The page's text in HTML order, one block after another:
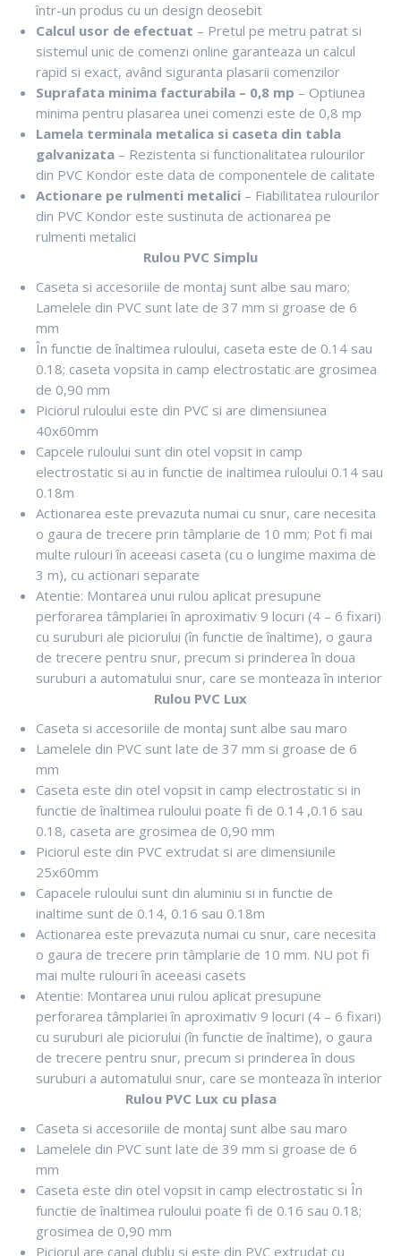
într-un produs cu un design deosebit
Calcul usor de efectuat – Pretul pe metru patrat si
sistemul unic de comenzi online garanteaza un calcul
rapid si exact, având siguranta plasarii comenzilor
Suprafata minima facturabila – 0,8 mp – Optiunea
minima pentru plasarea unei comenzi este de 0,8 mp
Lamela terminala metalica si caseta din tabla
galvanizata – Rezistenta si functionalitatea rulourilor
din PVC Kondor este data de componentele de calitate
Actionare pe rulmenti metalici – Fiabilitatea rulourilor
din PVC Kondor este sustinuta de actionarea pe
rulmenti metalici
Rulou PVC Simplu
Caseta si accesoriile de montaj sunt albe sau maro;
Lamelele din PVC sunt late de 37 mm si groase de 6
mm
În functie de înaltimea ruloului, caseta este de 0.14 sau
0.18; caseta vopsita in camp electrostatic are grosimea
de 0,90 mm
Piciorul ruloului este din PVC si are dimensiunea
40x60mm
Capcele ruloului sunt din otel vopsit in camp
electrostatic si au in functie de inaltimea ruloului 0.14 sau
0.18m
Actionarea este prevazuta numai cu snur, care necesita
o gaura de trecere prin tâmplarie de 10 mm; Pot fi mai
multe rulouri în aceeasi caseta (cu o lungime maxima de
3 m), cu actionari separate
Atentie: Montarea unui rulou aplicat presupune
perforarea tâmplariei în aproximativ 9 locuri (4 – 6 fixari)
cu suruburi ale piciorului (în functie de înaltime), o gaura
de trecere pentru snur, precum si prinderea în doua
suruburi a automatului snur, care se monteaza în interior
Rulou PVC Lux
Caseta si accesoriile de montaj sunt albe sau maro
Lamelele din PVC sunt late de 37 mm si groase de 6
mm
Caseta este din otel vopsit in camp electrostatic si in
functie de înaltimea ruloului poate fi de 0.14 ,0.16 sau
0.18, caseta are grosimea de 0,90 mm
Piciorul este din PVC extrudat si are dimensiunile
25x60mm
Capacele ruloului sunt din aluminiu si in functie de
inaltime sunt de 0.14, 0.16 sau 0.18m
Actionarea este prevazuta numai cu snur, care necesita
o gaura de trecere prin tâmplarie de 10 mm. NU pot fi
mai multe rulouri în aceeasi casets
Atentie: Montarea unui rulou aplicat presupune
perforarea tâmplariei în aproximativ 9 locuri (4 – 6 fixari)
cu suruburi ale piciorului (în functie de înaltime), o gaura
de trecere pentru snur, precum si prinderea în dous
suruburi a automatului snur, care se monteaza în interior
Rulou PVC Lux cu plasa
Caseta si accesoriile de montaj sunt albe sau maro
Lamelele din PVC sunt late de 39 mm si groase de 6
mm
Caseta este din otel vopsit in camp electrostatic si În
functie de înaltimea ruloului poate fi de 0.16 sau 0.18;
grosimea de 0,90 mm
Piciorul are canal dublu si este din PVC extrudat cu